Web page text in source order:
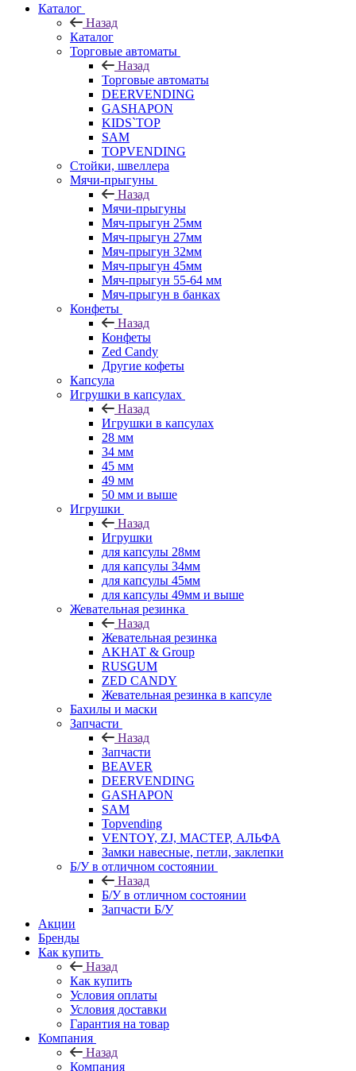
Каталог
Назад
Каталог
Торговые автоматы
Назад
Торговые автоматы
DEERVENDING
GASHAPON
KIDS`TOP
SAM
TOPVENDING
Стойки, швеллера
Мячи-прыгуны
Назад
Мячи-прыгуны
Мяч-прыгун 25мм
Мяч-прыгун 27мм
Мяч-прыгун 32мм
Мяч-прыгун 45мм
Мяч-прыгун 55-64 мм
Мяч-прыгун в банках
Конфеты
Назад
Конфеты
Zed Candy
Другие кофеты
Капсула
Игрушки в капсулах
Назад
Игрушки в капсулах
28 мм
34 мм
45 мм
49 мм
50 мм и выше
Игрушки
Назад
Игрушки
для капсулы 28мм
для капсулы 34мм
для капсулы 45мм
для капсулы 49мм и выше
Жевательная резинка
Назад
Жевательная резинка
AKHAT & Group
RUSGUM
ZED CANDY
Жевательная резинка в капсуле
Бахилы и маски
Запчасти
Назад
Запчасти
BEAVER
DEERVENDING
GASHAPON
SAM
Topvending
VENTOY, ZJ, МАСТЕР, АЛЬФА
Замки навесные, петли, заклепки
Б/У в отличном состоянии
Назад
Б/У в отличном состоянии
Запчасти Б/У
Акции
Бренды
Как купить
Назад
Как купить
Условия оплаты
Условия доставки
Гарантия на товар
Компания
Назад
Компания